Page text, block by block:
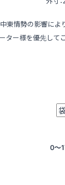
東情勢の影響によ
ター様を優先して
0〜